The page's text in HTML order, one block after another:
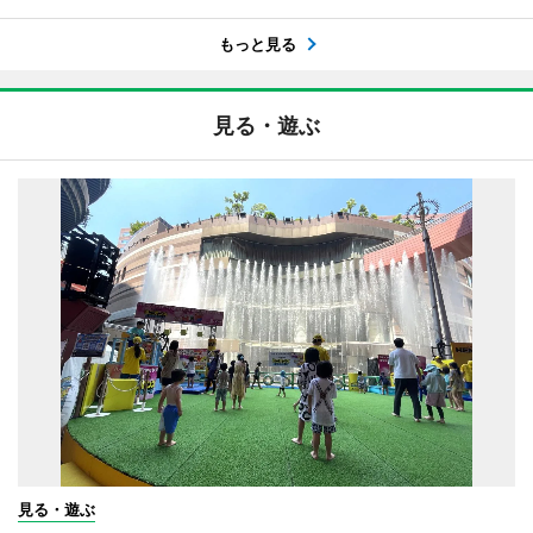
もっと見る
見る・遊ぶ
見る・遊ぶ